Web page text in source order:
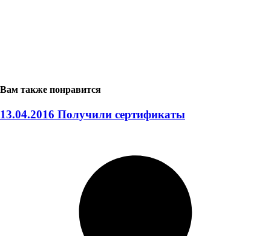
Вам также понравится
13.04.2016 Получили сертификаты